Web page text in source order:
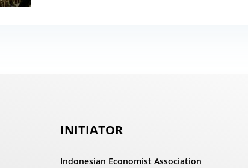
INITIATOR
Indonesian Economist Association